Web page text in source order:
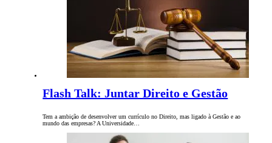
Flash Talk: Juntar Direito e Gestão
Tem a ambição de desenvolver um currículo no Direito, mas ligado à Gestão e ao
mundo das empresas? A Universidade…